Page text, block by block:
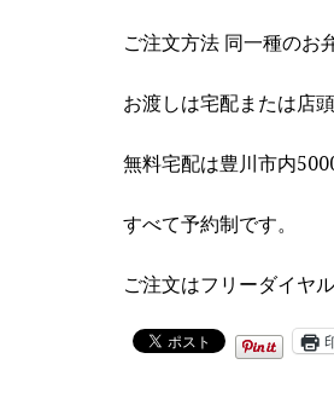
ご注文方法 同一種のお
お渡しは宅配または店
無料宅配は豊川市内
すべて予約制です。
ご注文はフリーダイヤ